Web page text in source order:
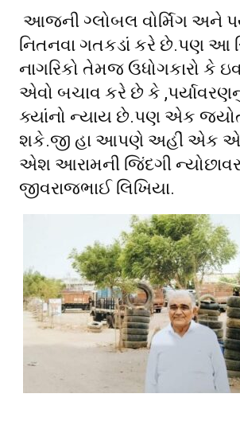
આજની ગ્લોબલ વોર્મિગ અને
નિતનવા ગતકડાં કરે છે.પણ આ
નાગરિકો તેમજ ઉધોગકારો કે
એવો બચાવ કરે છે કે
ક્યાંનો ન્યાય છે.પણ એક
શકે.જી હા આપણે અહીં એક
એશ આરામની જિંદગી
જીવરાજભાઈ લિખિયા.